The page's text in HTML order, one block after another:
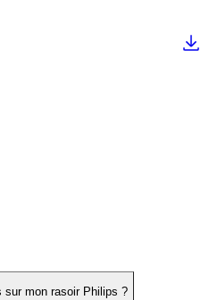
mon rasoir Philips ?